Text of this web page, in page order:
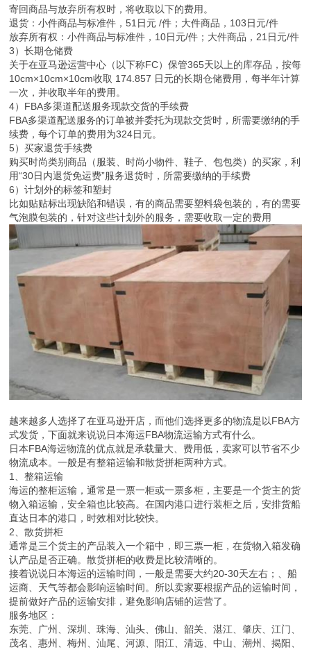
寄回商品与放弃所有权时，将收取以下的费用。
退货：小件商品与标准件，51日元 /件；大件商品，103日元/件
放弃所有权：小件商品与标准件，10日元/件；大件商品，21日元/件
3）长期仓储费
关于在亚马逊运营中心（以下称FC）保管365天以上的库存品，按每
10cm×10cm×10cm收取 174.857 日元的长期仓储费用，每半年计算
一次，并收取半年的费用。
4）FBA多渠道配送服务现款交货的手续费
FBA多渠道配送服务的订单被并委托为现款交货时，所需要缴纳的手
续费，每个订单的费用为324日元。
5）买家退货手续费
购买时尚类别商品（服装、时尚小物件、鞋子、包包类）的买家，利
用“30日内退货免运费”服务退货时，所需要缴纳的手续费
6）计划外的标签和塑封
比如贴贴标出现缺陷和错误，有的商品需要塑料袋包装的，有的需要
气泡膜包装的，针对这些计划外的服务，需要收取一定的费用
越来越多人选择了在亚马逊开店，而他们选择更多的物流是以FBA方
式发货，下面就来说说日本海运FBA物流运输方式有什么。
日本FBA海运物流的优点就是承载量大、费用低，卖家可以节省不少
物流成本。一般是有整箱运输和散货拼柜两种方式。
1、整箱运输
海运的整柜运输，通常是一票一柜或一票多柜，主要是一个货主的货
物入箱运输，安全箱也比较高。在国内港口进行装柜之后，安排货船
直达日本的港口，时效相对比较快。
2、散货拼柜
通常是三个货主的产品装入一个箱中，即三票一柜，在货物入箱发确
认产品是否正确。散货拼柜的收费是比较清晰的。
接着说说日本海运的运输时间，一般是需要大约20-30天左右；、船
运商、天气等都会影响运输时间。所以卖家要根据产品的运输时间，
提前做好产品的运输安排，避免影响店铺的运营了。
服务地区：
东莞、广州、深圳、珠海、汕头、佛山、韶关、湛江、肇庆、江门、
茂名、惠州、梅州、汕尾、河源、阳江、清远、中山、潮州、揭阳、